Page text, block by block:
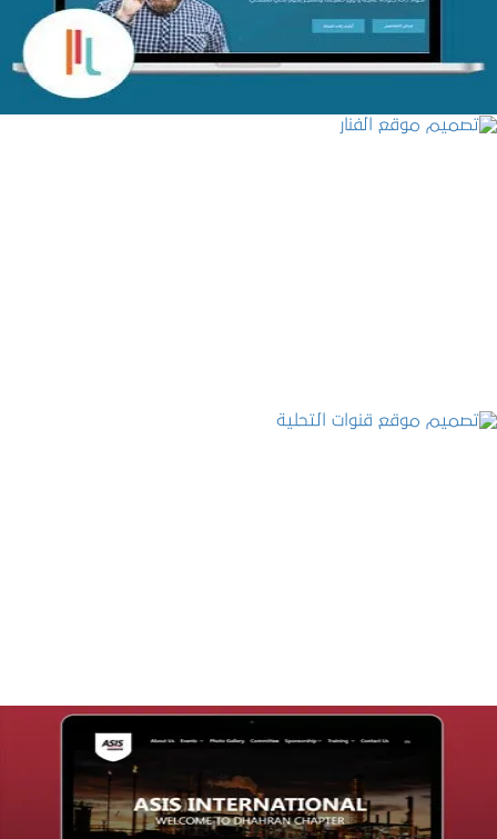
تصميم موقع شركة asis